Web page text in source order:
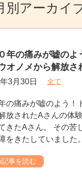
別アーカイ
年の痛みが嘘の
オノメから解放さ
3月30日 全て
の痛みが嘘のよう！
放されたAさんの体
きたAさん。 その苦
をきたしていました
記事を読む